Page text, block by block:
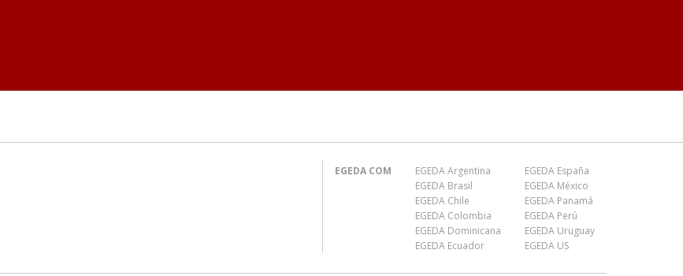
EGEDA COM
EGEDA Argentina
EGEDA Brasil
EGEDA Chile
EGEDA Colombia
EGEDA Dominicana
EGEDA Ecuador
EGEDA España
EGEDA México
EGEDA Panamá
EGEDA Perú
EGEDA Uruguay
EGEDA US